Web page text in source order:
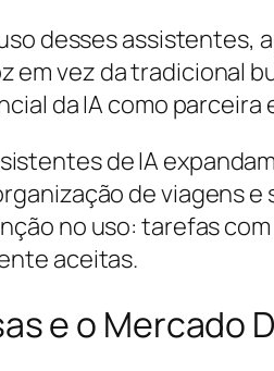
desses assistentes,
vez da tradicional
da IA como
de IA
de viagens
no uso: tarefas
aceitas.
e o Mercado